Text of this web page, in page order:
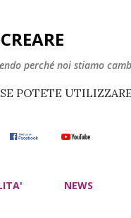
perché noi stiamo
POTETE
NEWS